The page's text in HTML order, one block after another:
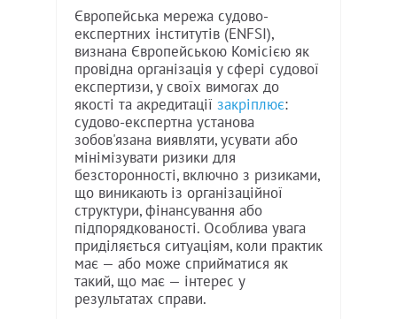
Європейська мережа судово-
експертних інститутів (ENFSI),
визнана Європейською Комісією як
провідна організація у сфері судової
експертизи, у своїх вимогах до
якості та акредитації закріплює:
судово-експертна установа
зобов'язана виявляти, усувати або
мінімізувати ризики для
безсторонності, включно з ризиками,
що виникають із організаційної
структури, фінансування або
підпорядкованості. Особлива увага
приділяється ситуаціям, коли практик
має — або може сприйматися як
такий, що має — інтерес у
результатах справи.